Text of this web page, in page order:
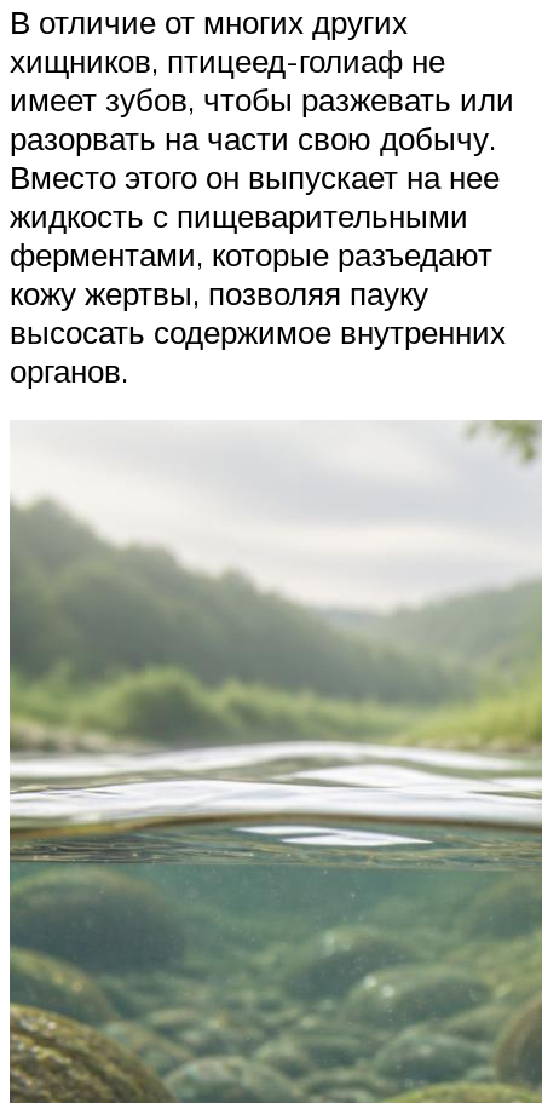
В отличие от многих других
хищников, птицеед-голиаф не
имеет зубов, чтобы разжевать или
разорвать на части свою добычу.
Вместо этого он выпускает на нее
жидкость с пищеварительными
ферментами, которые разъедают
кожу жертвы, позволяя пауку
высосать содержимое внутренних
органов.